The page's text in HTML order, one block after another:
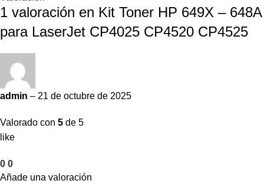
1 valoración en Kit Toner HP 649X – 648A
para LaserJet CP4025 CP4520 CP4525
admin – 21 de octubre de 2025
Valorado con 5 de 5
like
0 0
Añade una valoración